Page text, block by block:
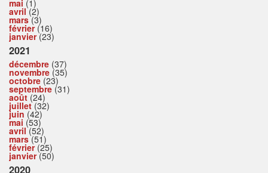
mai (1)
avril(2)
mars(3)
février(16)
janvier(23)
2021
décembre (37)
novembre (35)
octobre (23)
septembre (31)
août (24)
juillet(32)
juin (42)
mai (53)
avril(52)
mars(51)
février(25)
janvier(50)
2020